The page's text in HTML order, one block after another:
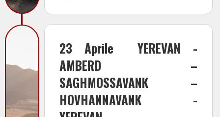
23 AprileYEREVAN -
AMBERD –
SAGHMOSSAVANK –
HOVHANNAVANK -